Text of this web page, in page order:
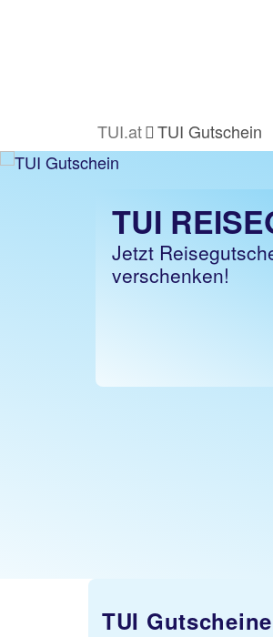
TUI.at TUI Gutschein
TUI
Jetzt
verschenken!
TUI